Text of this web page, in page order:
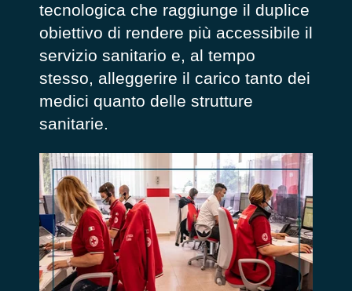
tecnologica che raggiunge il duplice
obiettivo di rendere più accessibile il
servizio sanitario e, al tempo
stesso, alleggerire il carico tanto dei
medici quanto delle strutture
sanitarie.